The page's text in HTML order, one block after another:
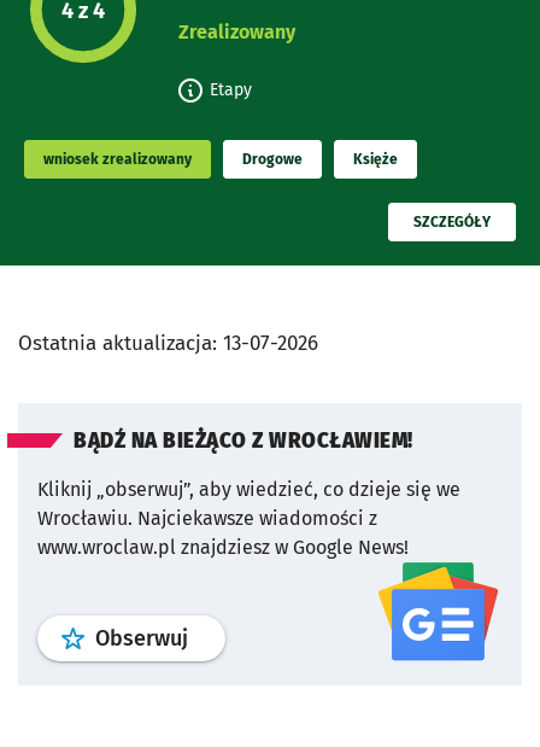
Etap projektu:
4 z 4
Zrealizowany
Etapy
wniosek zrealizowany Drogowe Księże
PRZECZYTAJ
SZCZEGÓŁY
Ostatnia aktualizacja: 13-07-2026
BĄDŹ NA BIEŻĄCO Z WROCŁAWIEM!
Kliknij „obserwuj”, aby wiedzieć, co dzieje się we
Wrocławiu. Najciekawsze wiadomości z
www.wroclaw.pl znajdziesz w Google News!
Obserwuj profil serwisu